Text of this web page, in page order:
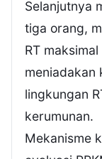
Selanjutnya
tiga orang,
RT
meniadakan
lingkungan
kerumunan.
Mekanisme